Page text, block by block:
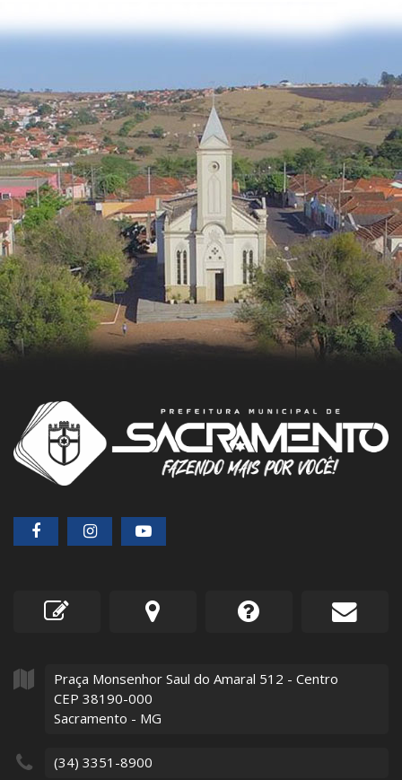
Praça Monsenhor Saul do Amaral 512 - Centro
CEP 38190-000
Sacramento - MG
(34) 3351-8900